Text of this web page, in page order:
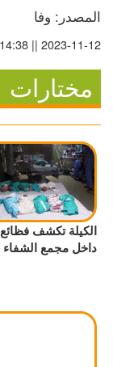
المصدر: وفا
2023-11-12 || 14:38
مختارات
الكيلة تكشف
داخل مجمع الشفاء